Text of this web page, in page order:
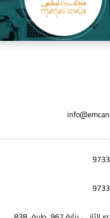
السوشيال ميديا لمطعم مندي
ليشس